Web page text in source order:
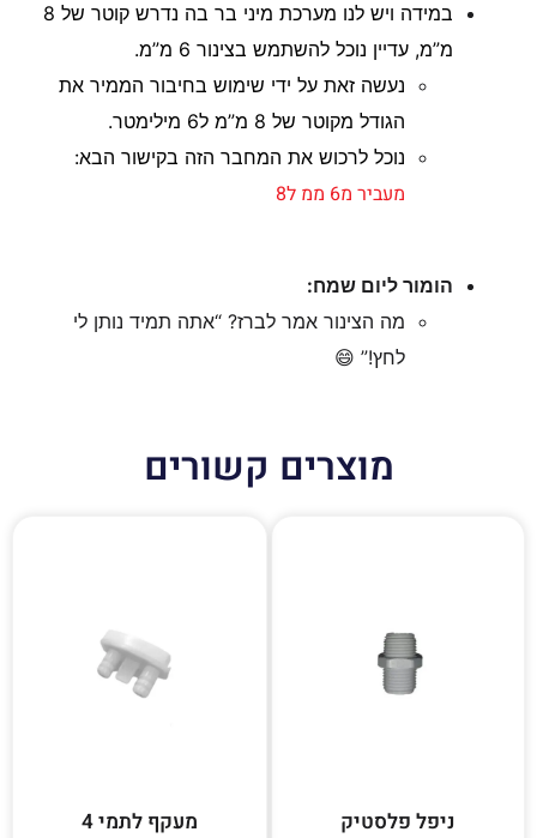
במידה ויש לנו מערכת מיני בר בה נדרש קוטר של 8
מ”מ, עדיין נוכל להשתמש בצינור 6 מ”מ.
נעשה זאת על ידי שימוש בחיבור הממיר את
הגודל מקוטר של 8 מ”מ ל6 מילימטר.
נוכל לרכוש את המחבר הזה בקישור הבא:
מעביר מ6 ממ ל8
הומור ליום שמח:
מה הצינור אמר לברז? “אתה תמיד נותן לי
לחץ!” 😄
מוצרים קשורים
ניפל פלסטיק מעקף לתמי 4